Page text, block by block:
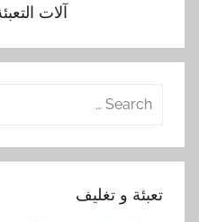
آلات
Search
تعبئة و تغليف